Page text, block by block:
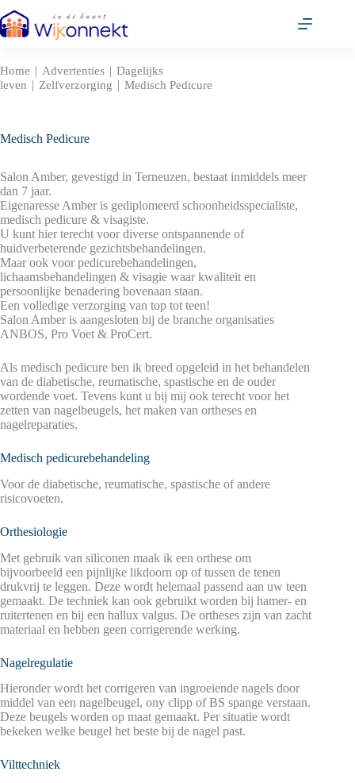
naar
de
Home | Advertenties | Dagelijks
leven | Zelfverzorging | Medisch Pedicure
Medisch Pedicure
Salon Amber, gevestigd in Terneuzen, bestaat inmiddels meer
dan 7 jaar.
Eigenaresse Amber is gediplomeerd schoonheidsspecialiste,
medisch pedicure & visagiste.
U kunt hier terecht voor diverse ontspannende of
huidverbeterende gezichtsbehandelingen.
Maar ook voor pedicurebehandelingen,
lichaamsbehandelingen & visagie waar kwaliteit en
persoonlijke benadering bovenaan staan.
Een volledige verzorging van top tot teen!
Salon Amber is aangesloten bij de branche organisaties
ANBOS, Pro Voet & ProCert.
Als medisch pedicure ben ik breed opgeleid in het behandelen
van de diabetische, reumatische, spastische en de ouder
wordende voet. Tevens kunt u bij mij ook terecht voor het
zetten van nagelbeugels, het maken van ortheses en
nagelreparaties.
Medisch pedicurebehandeling
Voor de diabetische, reumatische, spastische of andere
risicovoeten.
Orthesiologie
Met gebruik van siliconen maak ik een orthese om
bijvoorbeeld een pijnlijke likdoorn op of tussen de tenen
drukvrij te leggen. Deze wordt helemaal passend aan uw teen
gemaakt. De techniek kan ook gebruikt worden bij hamer- en
ruitertenen en bij een hallux valgus. De ortheses zijn van zacht
materiaal en hebben geen corrigerende werking.
Nagelregulatie
Hieronder wordt het corrigeren van ingroeiende nagels door
middel van een nagelbeugel, ony clipp of BS spange verstaan.
Deze beugels worden op maat gemaakt. Per situatie wordt
bekeken welke beugel het beste bij de nagel past.
Vilttechniek